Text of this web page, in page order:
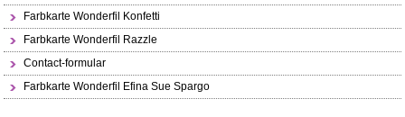
Farbkarte Wonderfil Konfetti
Farbkarte Wonderfil Razzle
Contact-formular
Farbkarte Wonderfil Efina Sue Spargo